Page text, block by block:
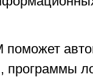
поможет
программы